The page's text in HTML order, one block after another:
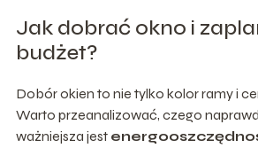
Jak dobrać okno i
budżet?
Dobór okien to nie tylko kolor ramy i
Warto przeanalizować, czego
ważniejsza jest